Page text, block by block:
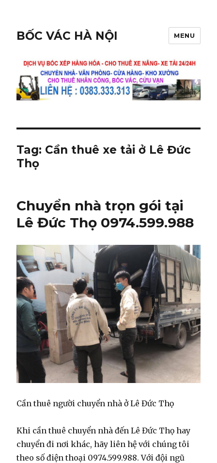
BỐC VÁC HÀ NỘI MENU
Tag: Cần thuê xe tải ở Lê Đức
Thọ
Chuyển nhà trọn gói tại
Lê Đức Thọ 0974.599.988
Cần thuê người chuyển nhà ở Lê Đức Thọ
Khi cần thuê chuyển nhà đến Lê Đức Thọ hay
chuyển đi nơi khác, hãy liên hệ với chúng tôi
theo số điện thoại 0974.599.988. Với đội ngũ